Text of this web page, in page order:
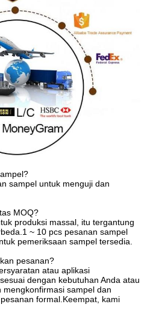
sampel untuk menguji dan
MOQ?
produksi massal, itu tergantung
~ 10 pcs pesanan sampel
pemeriksaan sampel tersedia.
pesanan?
atau aplikasi
dengan kebutuhan Anda atau
sampel dan
formal.Keempat, kami